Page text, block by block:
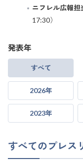
ニフレル広報担
17:30）
発表年
すべて
2026年
2023年
すべてのプレス